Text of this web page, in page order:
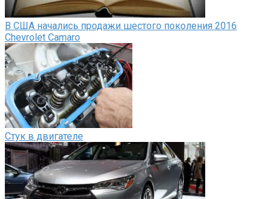
В США начались продажи шестого поколения 2016
Chevrolet Camaro
Стук в двигателе